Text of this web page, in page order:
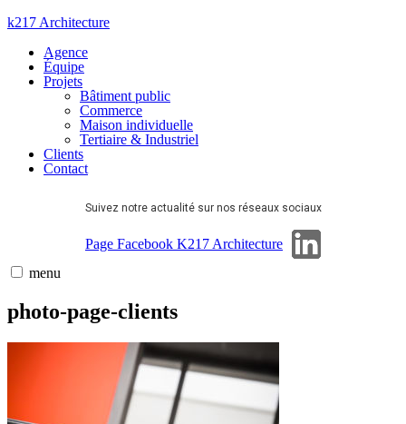
Aller
contenu
k217 Architecture
Agence
Équipe
Projets
Bâtiment public
Commerce
Maison individuelle
Tertiaire & Industriel
Clients
Contact
Suivez notre actualité sur nos réseaux sociaux
Page Facebook K217 Architecture
menu
photo-page-clients